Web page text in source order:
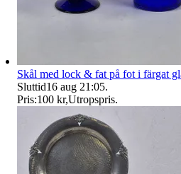
Skål med lock & fat på fot i färgat
Sluttid16 aug 21:05.
Pris:100 kr,Utropspris.